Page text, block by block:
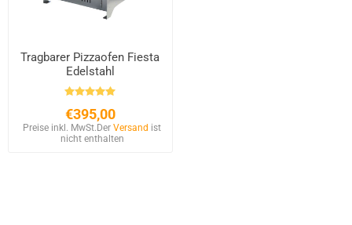
Tragbarer Pizzaofen Fiesta
Edelstahl
€395,00
Preise inkl. MwSt. DerVersand ist
nicht enthalten